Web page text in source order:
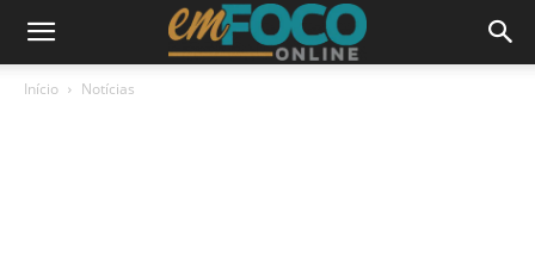
Início Notícias